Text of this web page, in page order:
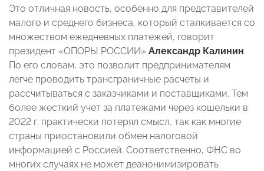
Это отличная новость, особенно для представителей
малого и среднего бизнеса, который сталкивается со
множеством ежедневных платежей, говорит
президент «ОПОРЫ РОССИИ» Александр Калинин.
По его словам, это позволит предпринимателям
легче проводить трансграничные расчеты и
рассчитываться с заказчиками и поставщиками. Тем
более жесткий учет за платежами через кошельки в
2022 г. практически потерял смысл, так как многие
страны приостановили обмен налоговой
информацией с Россией. Соответственно, ФНС во
многих случаях не может деанонимизировать